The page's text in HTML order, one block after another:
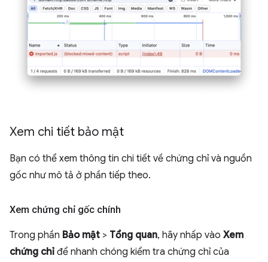
Xem chi tiết bảo mật
Bạn có thể xem thông tin chi tiết về chứng chỉ và nguồn
gốc như mô tả ở phần tiếp theo.
Xem chứng chỉ gốc chính
Trong phần Bảo mật > Tổng quan, hãy nhấp vào Xem
chứng chỉ để nhanh chóng kiểm tra chứng chỉ của